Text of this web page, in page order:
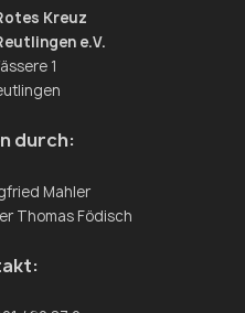
Kreuz
e.V.
1
durch:
Mahler
Thomas Födisch